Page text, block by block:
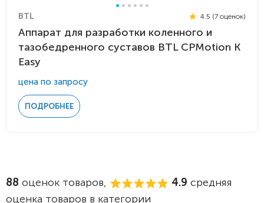
BTL 4.5 (7 оценок)
Аппарат для разработки коленного и
тазобедренного суставов BTL CPMotion K
Easy
цена по запросу
ПОДРОБНЕЕ
88 оценок товаров, 4.9 средняя
оценка товаров в категории